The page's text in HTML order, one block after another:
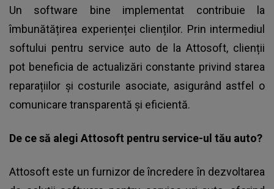
Un software bine implementat contribuie la
îmbunătățirea experienței clienților. Prin intermediul
softului pentru service auto de la Attosoft, clienții
pot beneficia de actualizări constante privind starea
reparațiilor și costurile asociate, asigurând astfel o
comunicare transparentă și eficientă.
De ce să alegi Attosoft pentru service-ul tău auto?
Attosoft este un furnizor de încredere în dezvoltarea